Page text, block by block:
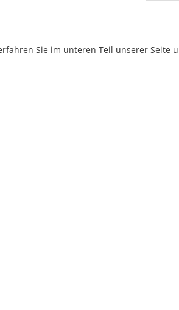
Sie im unteren Teil unserer